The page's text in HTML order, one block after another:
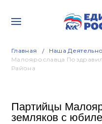
Главная Наша
Малоярославца
Района
Партийцы
земляков с